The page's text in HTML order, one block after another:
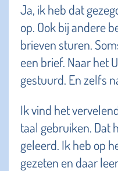
Ja, ik heb dat
op. Ook bij andere
brieven sturen.
een brief. Naar het
gestuurd. En zelfs
Ik vind het
taal gebruiken. Dat
geleerd. Ik heb op
gezeten en daar